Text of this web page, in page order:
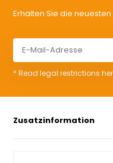
Erhalten Sie die
* Read legal restrictions
Zusatzinformation